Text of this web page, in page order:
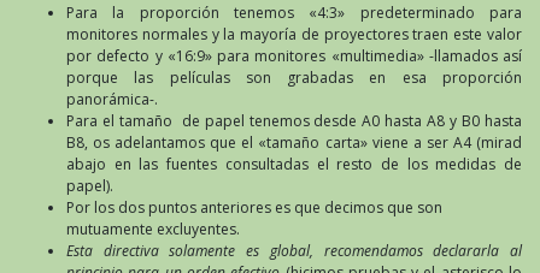
Para la proporción tenemos «4:3» predeterminado para
monitores normales y la mayoría de proyectores traen este valor
por defecto y «16:9» para monitores «multimedia» -llamados así
porque las películas son grabadas en esa proporción
panorámica-.
Para el tamaño de papel tenemos desde A0 hasta A8 y B0 hasta
B8, os adelantamos que el «tamaño carta» viene a ser A4 (mirad
abajo en las fuentes consultadas el resto de los medidas de
papel).
Por los dos puntos anteriores es que decimos que son
mutuamente excluyentes.
Esta directiva solamente es global, recomendamos declararla al